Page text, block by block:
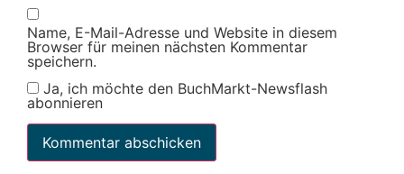
Name, E-Mail-Adresse und Website in diesem
Browser für meinen nächsten Kommentar
speichern.
Ja, ich möchte den BuchMarkt-Newsflash
abonnieren